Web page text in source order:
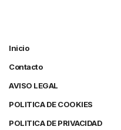
Inicio
Contacto
AVISO LEGAL
POLITICA DE COOKIES
POLITICA DE PRIVACIDAD